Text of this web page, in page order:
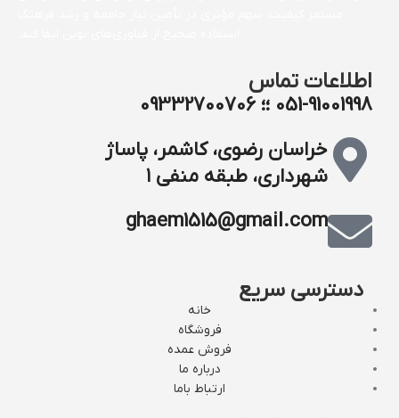
اطلاعات تماس
051-91001998 ؛؛ 09332700706
خراسان رضوی، کاشمر، پاساژ
شهرداری، طبقه منفی ۱
ghaem1515@gmail.com
دسترسی سریع
خانه
فروشگاه
فروش عمده
درباره ما
ارتباط باما